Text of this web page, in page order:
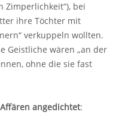
bei
ihre Töchter mit
verkuppeln wollten.
Geistliche wären „an der
ohne die sie fast
angedichtet: